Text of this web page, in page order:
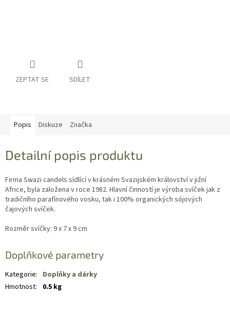
ZEPTAT SE SDÍLET
Popis Diskuze Značka
Detailní popis produktu
Firma Swazi candels sídlící v krásném Svazijském království v jižní
Africe, byla založena v roce 1982. Hlavní činností je výroba svíček jak z
tradičního parafínového vosku, tak i 100% organických sójových
čajových svíček.
Rozměr svíčky: 9 x 7 x 9 cm
Doplňkové parametry
Kategorie: Doplňky a dárky
Hmotnost: 0.5 kg